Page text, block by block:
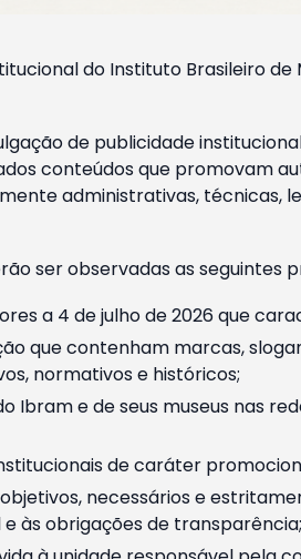
do Instituto Brasileiro
de publicidade
conteúdos que promovam
administrativas, técnicas,
ser observadas as seguintes
a 4 de julho de 2026 que
que contenham marcas,
normativos e históricos;
e de seus museus nas
de caráter
necessários e
às obrigações de transparência;